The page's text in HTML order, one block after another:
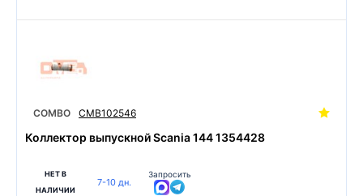
COMBO CMB102546
Коллектор выпускной Scania 144 1354428
НЕТ В
НАЛИЧИИ
7-10 дн.
Запросить